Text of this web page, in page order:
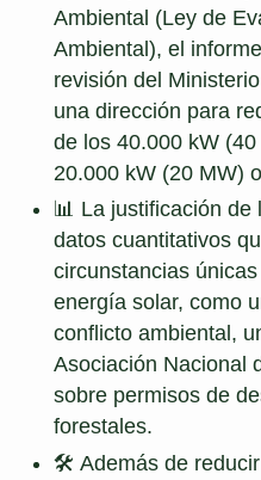
Ambiental (Ley de
Ambiental), el
revisión del
una dirección para
de los 40.000 kW
20.000 kW (20 MW)
📊 La justificación de
datos cuantitativos
circunstancias
energía solar, como
conflicto ambiental,
Asociación Nacional
sobre permisos de
forestales.
🛠 Además de